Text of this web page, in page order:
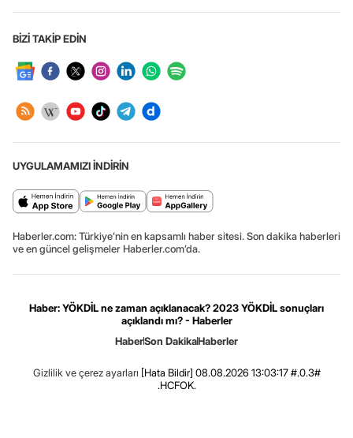
BİZİ TAKİP EDİN
UYGULAMAMIZI İNDİRİN
Haberler.com: Türkiye’nin en kapsamlı haber sitesi. Son dakika haberleri
ve en güncel gelişmeler Haberler.com’da.
Haber: YÖKDİL ne zaman açıklanacak? 2023 YÖKDİL sonuçları
açıklandı mı? - Haberler
HaberSon DakikaHaberler
Gizlilik ve çerez ayarları [Hata Bildir] 08.08.2026 13:03:17 #.0.3#
.HCFOK.